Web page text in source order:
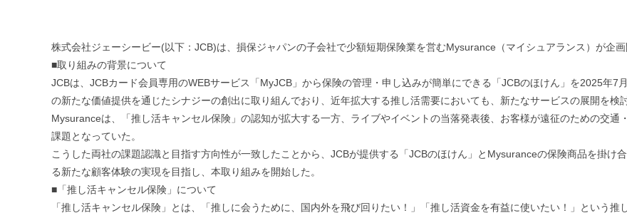
株式会社ジェーシービー(以下：JCB)は、損保ジャパンの子会社で少額短期保険業を営むMysurance（マイシュアランス）が企
■取り組みの背景について
JCBは、JCBカード会員専用のWEBサービス「MyJCB」から保険の管理・申し込みが簡単にできる「JCBのほけん」を2025年
の新たな価値提供を通じたシナジーの創出に取り組んでおり、近年拡大する推し活需要においても、新たなサービスの展開を検
Mysuranceは、「推し活キャンセル保険」の認知が拡大する一方、ライブやイベントの当落発表後、お客様が遠征のための交
課題となっていた。
こうした両社の課題認識と目指す方向性が一致したことから、JCBが提供する「JCBのほけん」とMysuranceの保険商品を掛け
る新たな顧客体験の実現を目指し、本取り組みを開始した。
■「推し活キャンセル保険」について
「推し活キャンセル保険」とは、「推しに会うために、国内外を飛び回りたい！」「推し活資金を有益に使いたい！」という